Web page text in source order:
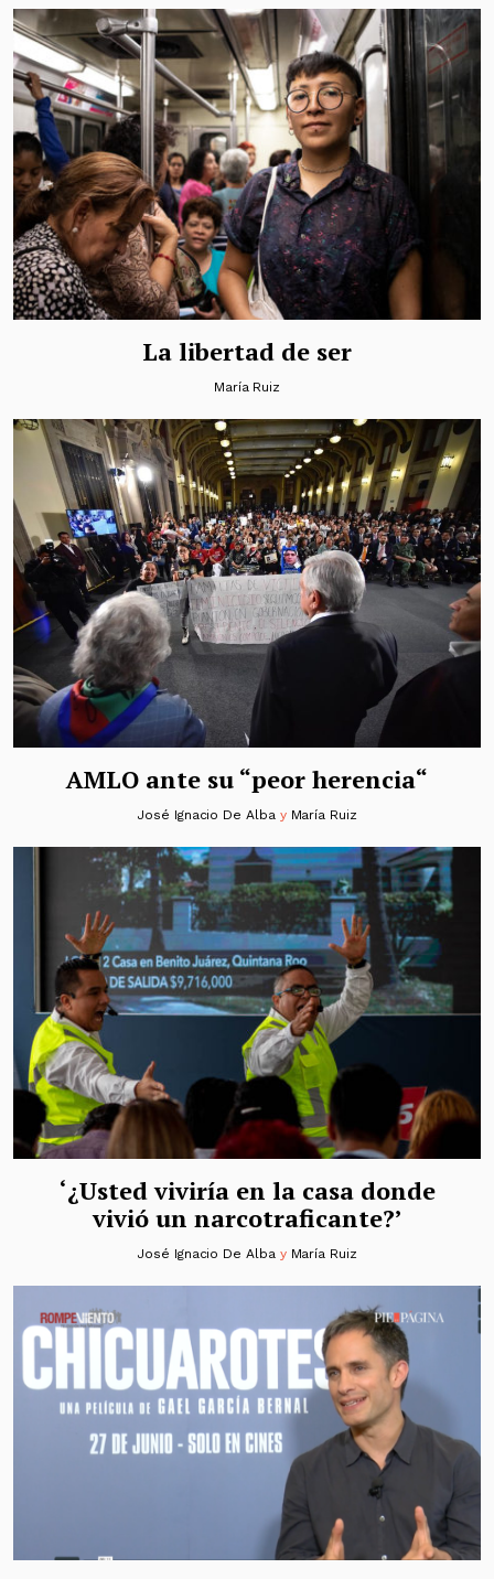
La libertad de ser
María Ruiz
AMLO ante su “peor herencia“
José Ignacio De Albay María Ruiz
‘¿Usted viviría en la casa donde
vivió un narcotraficante?’
José Ignacio De Albay María Ruiz